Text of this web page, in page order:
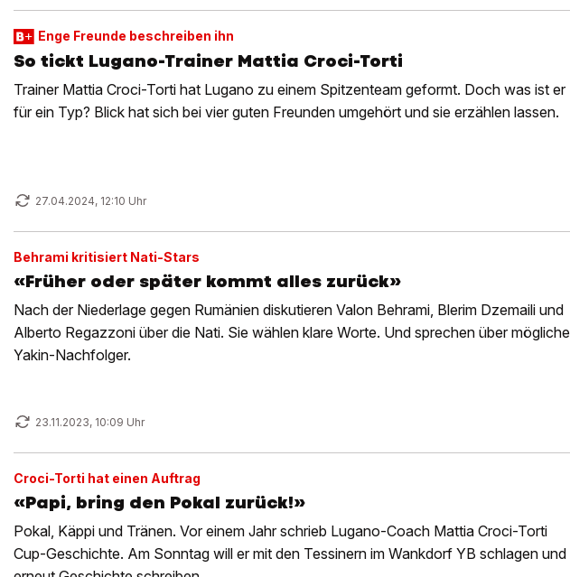
Enge Freunde beschreiben ihn
So tickt Lugano-Trainer Mattia Croci-Torti
Trainer Mattia Croci-Torti hat Lugano zu einem Spitzenteam geformt. Doch was ist er
für ein Typ? Blick hat sich bei vier guten Freunden umgehört und sie erzählen lassen.
27.04.2024, 12:10 Uhr
Behrami kritisiert Nati-Stars
«Früher oder später kommt alles zurück»
Nach der Niederlage gegen Rumänien diskutieren Valon Behrami, Blerim Dzemaili und
Alberto Regazzoni über die Nati. Sie wählen klare Worte. Und sprechen über mögliche
Yakin-Nachfolger.
23.11.2023, 10:09 Uhr
Croci-Torti hat einen Auftrag
«Papi, bring den Pokal zurück!»
Pokal, Käppi und Tränen. Vor einem Jahr schrieb Lugano-Coach Mattia Croci-Torti
Cup-Geschichte. Am Sonntag will er mit den Tessinern im Wankdorf YB schlagen und